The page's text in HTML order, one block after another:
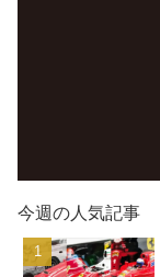
今週の人気記事